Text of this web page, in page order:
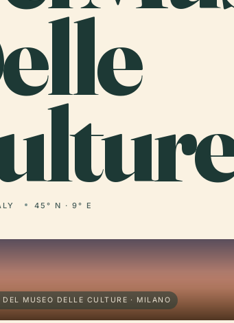
45° N · 9° E
MUSEO DELLE CULTURE · MILANO